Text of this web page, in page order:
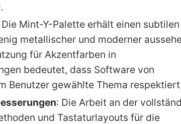
Die Mint-Y-Palette erhält einen subtilen
metallischer und moderner
für Akzentfarben in
bedeutet, dass Software von
Benutzer gewählte Thema
: Die Arbeit an der
und Tastaturlayouts für die